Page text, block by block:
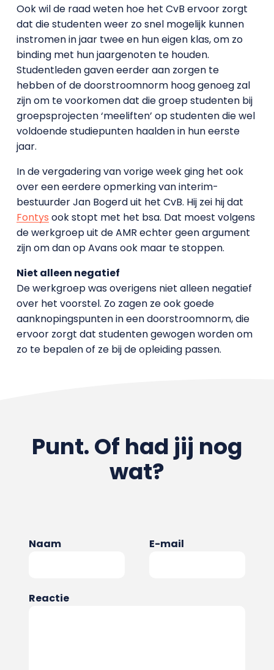
Ook wil de raad weten hoe het CvB ervoor zorgt
dat die studenten weer zo snel mogelijk kunnen
instromen in jaar twee en hun eigen klas, om zo
binding met hun jaargenoten te houden.
Studentleden gaven eerder aan zorgen te
hebben of de doorstroomnorm hoog genoeg zal
zijn om te voorkomen dat die groep studenten bij
groepsprojecten ‘meeliften’ op studenten die wel
voldoende studiepunten haalden in hun eerste
jaar.
In de vergadering van vorige week ging het ook
over een eerdere opmerking van interim-
bestuurder Jan Bogerd uit het CvB. Hij zei hij dat
Fontys ook stopt met het bsa. Dat moest volgens
de werkgroep uit de AMR echter geen argument
zijn om dan op Avans ook maar te stoppen.
Niet alleen negatief
De werkgroep was overigens niet alleen negatief
over het voorstel. Zo zagen ze ook goede
aanknopingspunten in een doorstroomnorm, die
ervoor zorgt dat studenten gewogen worden om
zo te bepalen of ze bij de opleiding passen.
Punt. Of had jij nog
wat?
Naam E-mail
Reactie